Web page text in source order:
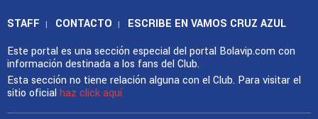
STAFF | CONTACTO |
ESCRIBE EN VAMOS CRUZ AZUL
Este portal es una sección especial del portal Bolavip.com con
información destinada a los fans del Club.
Esta sección no tiene relación alguna con el Club. Para visitar el
sitio oficialhaz click aquí